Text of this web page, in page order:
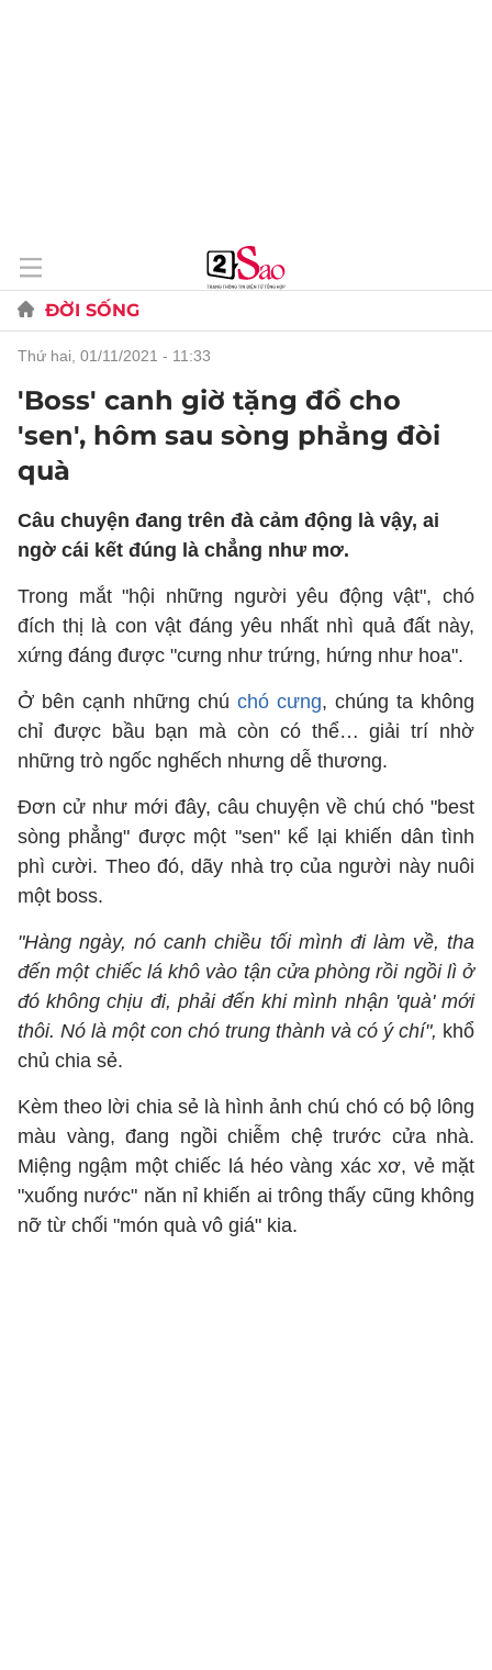
ĐỜI SỐNG
thứ hai, 01/11/2021 - 11:33
'Boss' canh giờ tặng đồ cho
'sen', hôm sau sòng phẳng đòi
quà
Câu chuyện đang trên đà cảm động là vậy, ai
ngờ cái kết đúng là chẳng như mơ.
Trong mắt "hội những người yêu động vật", chó
đích thị là con vật đáng yêu nhất nhì quả đất này,
xứng đáng được "cưng như trứng, hứng như hoa".
Ở bên cạnh những chú chó cưng, chúng ta không
chỉ được bầu bạn mà còn có thể… giải trí nhờ
những trò ngốc nghếch nhưng dễ thương.
Đơn cử như mới đây, câu chuyện về chú chó "best
sòng phẳng" được một "sen" kể lại khiến dân tình
phì cười. Theo đó, dãy nhà trọ của người này nuôi
một boss.
"Hàng ngày, nó canh chiều tối mình đi làm về, tha
đến một chiếc lá khô vào tận cửa phòng rồi ngồi lì ở
đó không chịu đi, phải đến khi mình nhận 'quà' mới
thôi. Nó là một con chó trung thành và có ý chí", khổ
chủ chia sẻ.
Kèm theo lời chia sẻ là hình ảnh chú chó có bộ lông
màu vàng, đang ngồi chiễm chệ trước cửa nhà.
Miệng ngậm một chiếc lá héo vàng xác xơ, vẻ mặt
"xuống nước" năn nỉ khiến ai trông thấy cũng không
nỡ từ chối "món quà vô giá" kia.